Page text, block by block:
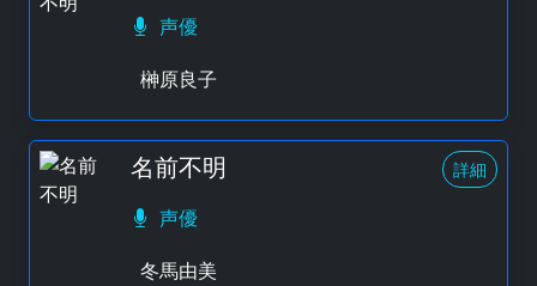
声優
榊原良子
名前不明 詳細
声優
冬馬由美